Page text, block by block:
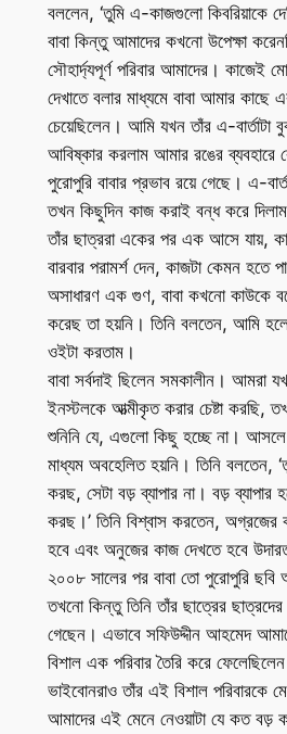
বললেন, ‘তুমি এ-কাজগুলো কিবরিয়াকে
বাবা কিন্তু আমাদের কখনো উপেক্ষা
সৌহার্দ্যপূর্ণ পরিবার আমাদের। কাজেই
দেখাতে বলার মাধ্যমে বাবা আমার কাছে
চেয়েছিলেন। আমি যখন তাঁর এ-বার্তাটা
আবিষ্কার করলাম আমার রঙের ব্যবহারে
পুরোপুরি বাবার প্রভাব রয়ে গেছে। এ-
তখন কিছুদিন কাজ করাই বন্ধ করে
তাঁর ছাত্ররা একের পর এক আসে যায়,
বারবার পরামর্শ দেন, কাজটা কেমন হতে
অসাধারণ এক গুণ, বাবা কখনো কাউকে
করেছ তা হয়নি। তিনি বলতেন, আমি
ওইটা করতাম।
বাবা সর্বদাই ছিলেন সমকালীন। আমরা
ইনস্টলকে আত্মীকৃত করার চেষ্টা করছি,
শুনিনি যে, এগুলো কিছু হচ্ছে না। আসলে
মাধ্যম অবহেলিত হয়নি। তিনি বলতেন,
করছ, সেটা বড় ব্যাপার না। বড় ব্যাপার
করছ।’ তিনি বিশ্বাস করতেন, অগ্রজের
হবে এবং অনুজের কাজ দেখতে হবে
২০০৮ সালের পর বাবা তো পুরোপুরি
তখনো কিন্তু তিনি তাঁর ছাত্রের ছাত্রদের
গেছেন। এভাবে সফিউদ্দীন আহমেদ
বিশাল এক পরিবার তৈরি করে
ভাইবোনরাও তাঁর এই বিশাল পরিবারকে
আমাদের এই মেনে নেওয়াটা যে কত বড়